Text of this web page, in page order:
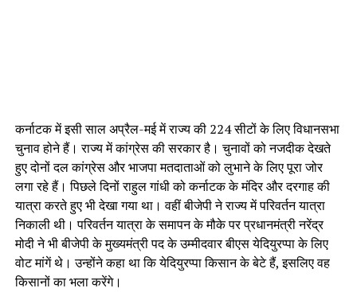
कर्नाटक में इसी साल अप्रैल-मई में राज्य की 224 सीटों के लिए विधानसभा
चुनाव होने हैं। राज्य में कांग्रेस की सरकार है। चुनावों को नजदीक देखते
हुए दोनों दल कांग्रेस और भाजपा मतदाताओं को लुभाने के लिए पूरा जोर
लगा रहे हैं। पिछले दिनों राहुल गांधी को कर्नाटक के मंदिर और दरगाह की
यात्रा करते हुए भी देखा गया था। वहीं बीजेपी ने राज्य में परिवर्तन यात्रा
निकाली थी। परिवर्तन यात्रा के समापन के मौके पर प्रधानमंत्री नरेंद्र
मोदी ने भी बीजेपी के मुख्यमंत्री पद के उम्मीदवार बीएस येदियुरप्पा के लिए
वोट मांगें थे। उन्होंने कहा था कि येदियुरप्पा किसान के बेटे हैं, इसलिए वह
किसानों का भला करेंगे।